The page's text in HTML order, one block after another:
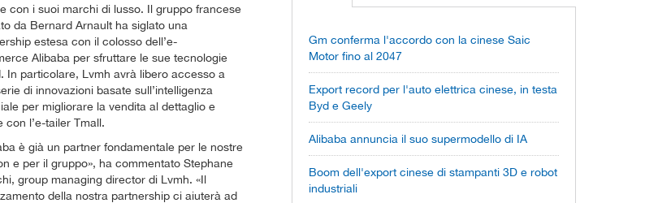
con i suoi marchi di lusso. Il gruppo francese
da Bernard Arnault ha siglato una
estesa con il colosso dell’e-
Alibaba per sfruttare le sue tecnologie
In particolare, Lvmh avrà libero accesso a
di innovazioni basate sull’intelligenza
per migliorare la vendita al dettaglio e
con l’e-tailer Tmall.
è già un partner fondamentale per le nostre
e per il gruppo», ha commentato Stephane
group managing director di Lvmh. «Il
della nostra partnership ci aiuterà ad
Gm conferma l'accordo con la cinese Saic
Motor fino al 2047
Export record per l'auto elettrica cinese, in testa
Byd e Geely
Alibaba annuncia il suo supermodello di IA
Boom dell'export cinese di stampanti 3D e robot
industriali